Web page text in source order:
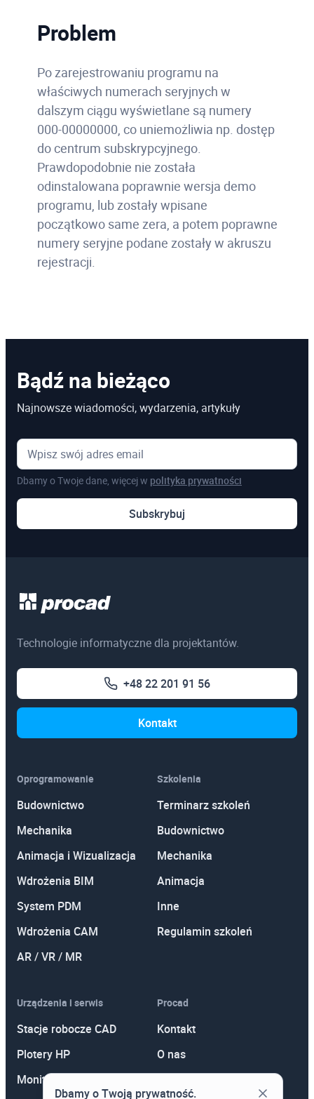
Problem
Po zarejestrowaniu programu na
właściwych numerach seryjnych w
dalszym ciągu wyświetlane są numery
000-00000000, co uniemożliwia np. dostęp
do centrum subskrypcyjnego.
Prawdopodobnie nie została
odinstalowana poprawnie wersja demo
programu, lub zostały wpisane
początkowo same zera, a potem poprawne
numery seryjne podane zostały w akruszu
rejestracji.
Bądź na bieżąco
Najnowsze wiadomości, wydarzenia, artykuły
Dbamy o Twoje dane, więcej w polityka prywatności
Subskrybuj
Technologie informatyczne dla projektantów.
+48 22 201 91 56
Kontakt
Oprogramowanie
Budownictwo
Mechanika
Animacja i Wizualizacja
Wdrożenia BIM
System PDM
Wdrożenia CAM
AR / VR / MR
Szkolenia
Terminarz szkoleń
Budownictwo
Mechanika
Animacja
Inne
Regulamin szkoleń
Urządzenia i serwis
Stacje robocze CAD
Plotery HP
Monitory
Procad
Kontakt
O nas
Dbamy o Twoją prywatność.